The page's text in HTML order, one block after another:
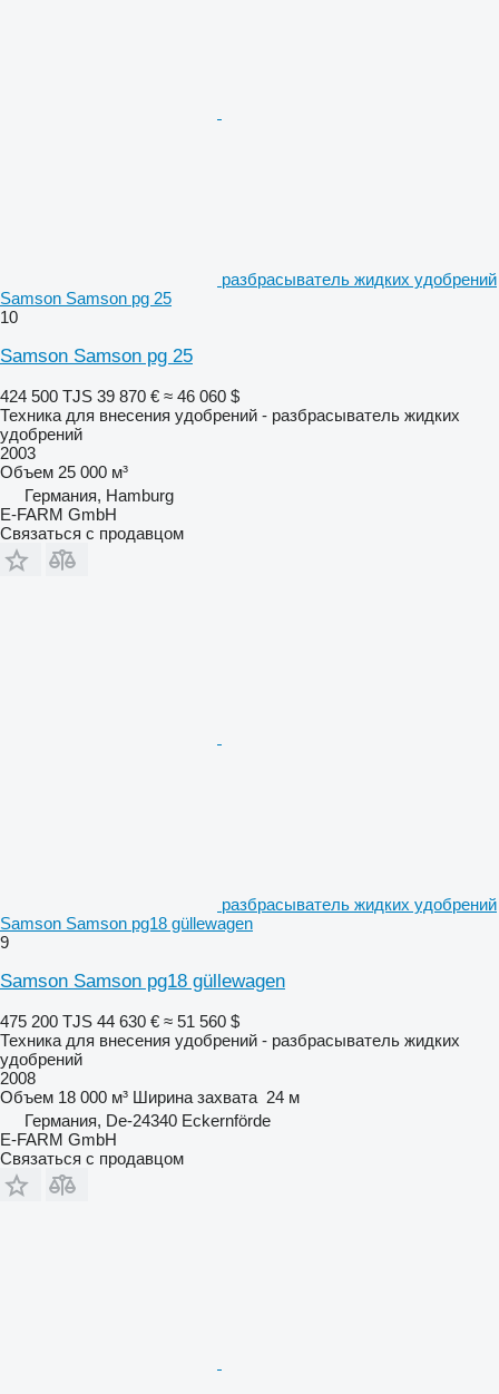
разбрасыватель жидких удобрений
Samson Samson pg 25
10
Samson Samson pg 25
424 500 TJS 39 870 € ≈ 46 060 $
Техника для внесения удобрений - разбрасыватель жидких
удобрений
2003
Объем 25 000 м³
Германия, Hamburg
E-FARM GmbH
Связаться с продавцом
разбрасыватель жидких удобрений
Samson Samson pg18 güllewagen
9
Samson Samson pg18 güllewagen
475 200 TJS 44 630 € ≈ 51 560 $
Техника для внесения удобрений - разбрасыватель жидких
удобрений
2008
Объем 18 000 м³ Ширина захвата 24 м
Германия, De-24340 Eckernförde
E-FARM GmbH
Связаться с продавцом